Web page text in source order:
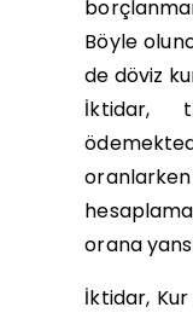
Böyle
de döviz
İktidar,
orana
İktidar,